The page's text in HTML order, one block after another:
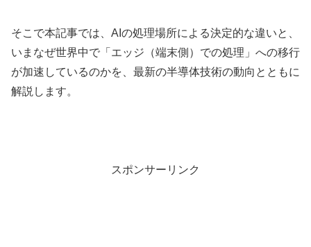
そこで本記事では、AIの処理場所による決定的な違いと、
いまなぜ世界中で「エッジ（端末側）での処理」への移行
が加速しているのかを、最新の半導体技術の動向とともに
解説します。
スポンサーリンク